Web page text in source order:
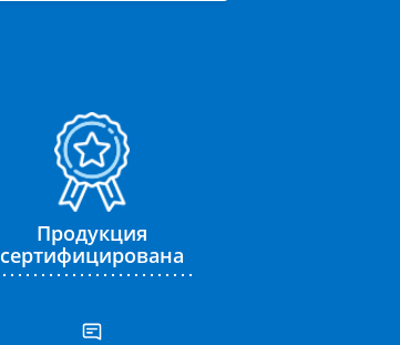
Продукция
сертифицирована